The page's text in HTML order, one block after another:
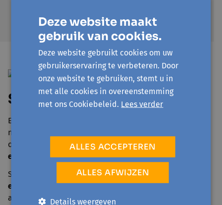
én maakbaar is.
Samen sterker met Avansa
Elk
neven- of herbestemmen van een ontwijde kerk, een
ontmoeting met anderen of een info- of debatavond –
een stap in een groter verhaal.
Samen met onze deelnemers en partners bouwen we zo
een dam tegen machteloosheid. We creëren zo niet
alleen weerbaarheid, maar vooral iets fundamenteels:
Deze website maakt
gebruik van cookies.
Deze website gebruikt cookies om uw
gebruikerservaring te verbeteren. Door
onze website te gebruiken, stemt u in
met alle cookies in overeenstemming
met ons Cookiebeleid. Lees verder
ALLES ACCEPTEREN
ALLES AFWIJZEN
Details weergeven